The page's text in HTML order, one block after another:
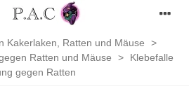
Kakerlaken, Ratten und Mäuse
>
Ratten und Mäuse
>
Klebefalle
gegen Ratten